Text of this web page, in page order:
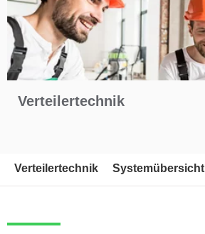
Verteilertechnik
Verteilertechnik Systemübersicht